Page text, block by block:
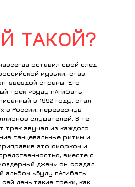
ТАКОЙ?
оставил свой след
музыки, став
звездой страны. Его
трек «Буду пАгибать
в 1992 году, стал
в России, перевернув
слушателей. В те
трек звучал из каждого
танцевальные ритмы и
это юморком и
вместе с
джем» он создал
альбом «Буду пАгибать
день такие треки, как